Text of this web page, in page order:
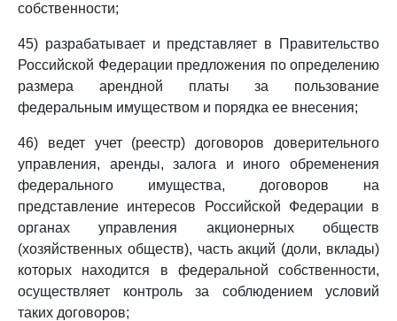
собственности;
45) разрабатывает и представляет в Правительство
Российской Федерации предложения по определению
размера арендной платы за пользование
федеральным имуществом и порядка ее внесения;
46) ведет учет (реестр) договоров доверительного
управления, аренды, залога и иного обременения
федерального имущества, договоров на
представление интересов Российской Федерации в
органах управления акционерных обществ
(хозяйственных обществ), часть акций (доли, вклады)
которых находится в федеральной собственности,
осуществляет контроль за соблюдением условий
таких договоров;